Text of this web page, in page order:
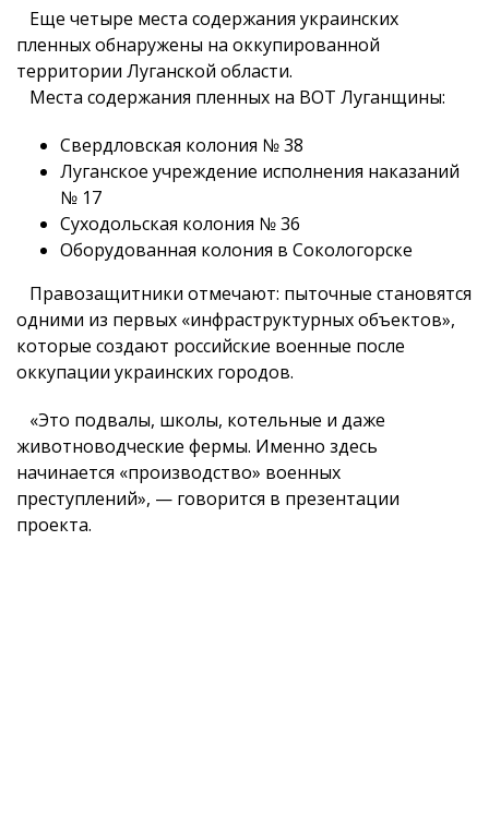
Еще четыре места содержания украинских
пленных обнаружены на оккупированной
территории Луганской области.
Места содержания пленных на ВОТ Луганщины:
Свердловская колония № 38
Луганское учреждение исполнения наказаний
№ 17
Суходольская колония № 36
Оборудованная колония в Сокологорске
Правозащитники отмечают: пыточные становятся
одними из первых «инфраструктурных объектов»,
которые создают российские военные после
оккупации украинских городов.
«Это подвалы, школы, котельные и даже
животноводческие фермы. Именно здесь
начинается «производство» военных
преступлений», — говорится в презентации
проекта.